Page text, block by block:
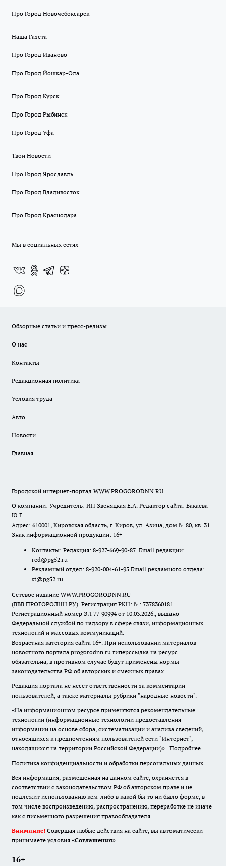
Про Город Новочебоксарск
Наша Газета
Про Город Иваново
Про Город Йошкар-Ола
Про Город Курск
Про Город Рыбинск
Про Город Уфа
Твои Новости
Про Город Ярославль
Про Город Владивосток
Про Город Краснодара
Мы в социальных сетях
Обзорные статьи и пресс-релизы
О нас
Контакты
Редакционная политика
Условия труда
Авто
Новости
Главная
Городской интернет-портал WWW.PROGORODNN.RU
О компании: Учредитель: ИП Звеняцкая Е.А. Редактор сайта: Бакаева
Ю.Г.
Адрес: 610001, Кировская область, г. Киров, ул. Азина, дом № 80, кв. 31
Знак информационной продукции: 16+
Контакты: Редакция: 8-927-669-90-87 Email редакции:
red@pg52.ru
Рекламный отдел: 8-920-004-61-95 Email рекламного отдела:
st@pg52.ru
Сетевое издание WWW.PROGORODNN.RU
(ВВВ.ПРОГОРОДНН.РУ). Регистрация РКН: №: 7378360181.
Регистрационный номер ЭЛ 77-90994 от 10.03.2026., выдано
Федеральной службой по надзору в сфере связи, информационных
технологий и массовых коммуникаций.
Возрастная категория сайта 16+. При использовании материалов
новостного портала progorodnn.ru гиперссылка на ресурс
обязательна, в противном случае будут применены нормы
законодательства РФ об авторских и смежных правах.
Редакция портала не несет ответственности за комментарии
пользователей, а также материалы рубрики "народные новости".
«На информационном ресурсе применяются рекомендательные
технологии (информационные технологии предоставления
информации на основе сбора, систематизации и анализа сведений,
относящихся к предпочтениям пользователей сети "Интернет",
находящихся на территории Российской Федерации)». Подробнее
Политика конфиденциальности и обработки персональных данных
Вся информация, размещенная на данном сайте, охраняется в
соответствии с законодательством РФ об авторском праве и не
подлежит использованию кем-либо в какой бы то ни было форме, в
том числе воспроизведению, распространению, переработке не иначе
как с письменного разрешения правообладателя.
Внимание! Совершая любые действия на сайте, вы автоматически
принимаете условия «Cоглашения»
16+